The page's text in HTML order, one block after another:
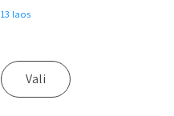
13 laos
Vali